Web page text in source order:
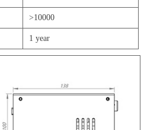
>10000
1 year